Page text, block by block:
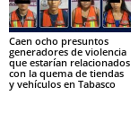
Caen ocho presuntos
generadores de violencia
que estarían relacionados
con la quema de tiendas
y vehículos en Tabasco